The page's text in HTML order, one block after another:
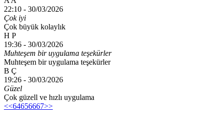
22:10 - 30/03/2026
Çok iyi
Çok büyük kolaylık
H P
19:36 - 30/03/2026
Muhteşem bir uygulama teşekürler
Muhteşem bir uygulama teşekürler
B Ç
19:26 - 30/03/2026
Güzel
Çok güzell ve hızlı uygulama
<<64656667>>